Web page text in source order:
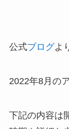
公式ブログよ
2022年8月の
下記の内容は